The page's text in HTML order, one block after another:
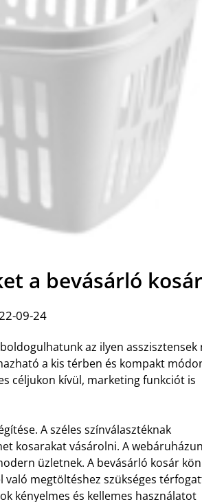
a bevásárló kosár
09-24
az ilyen asszisztensek
a kis térben és kompakt
céljukon kívül, marketing funkciót is
A széles színválasztéknak
kosarakat vásárolni. A
üzletnek. A bevásárló kosár
megtöltéshez szükséges
kényelmes és kellemes használatot